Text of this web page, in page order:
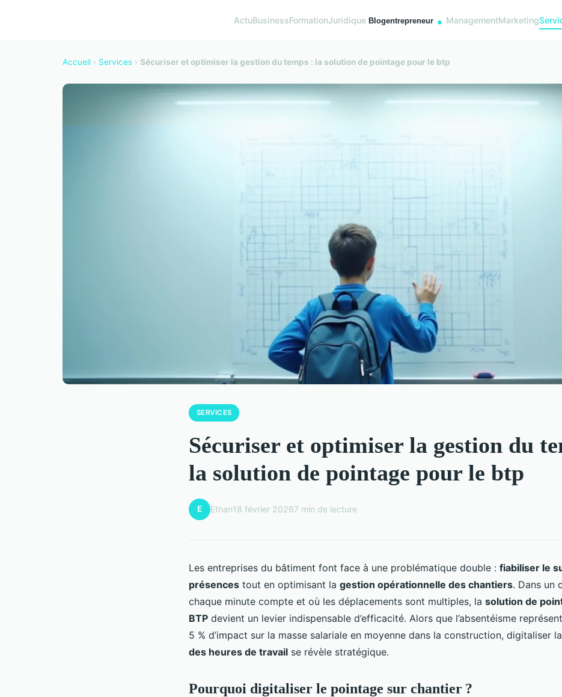
ActuBusinessFormationJuridique ManagementMarketing
Accueil › Services › Sécuriser et optimiser la gestion du temps : la solution de pointage pour le btp
SERVICES
Sécuriser et optimiser la gestion du
la solution de pointage pour le btp
E Ethan18 février 20267 min de lecture
Les entreprises du bâtiment font face à une problématique double : fiabiliser le
présences tout en optimisant la gestion opérationnelle des chantiers. Dans un
chaque minute compte et où les déplacements sont multiples, la solution de
BTP devient un levier indispensable d’efficacité. Alors que l’absentéisme
5 % d’impact sur la masse salariale en moyenne dans la construction, digitaliser la
des heures de travail se révèle stratégique.
Pourquoi digitaliser le pointage sur chantier ?